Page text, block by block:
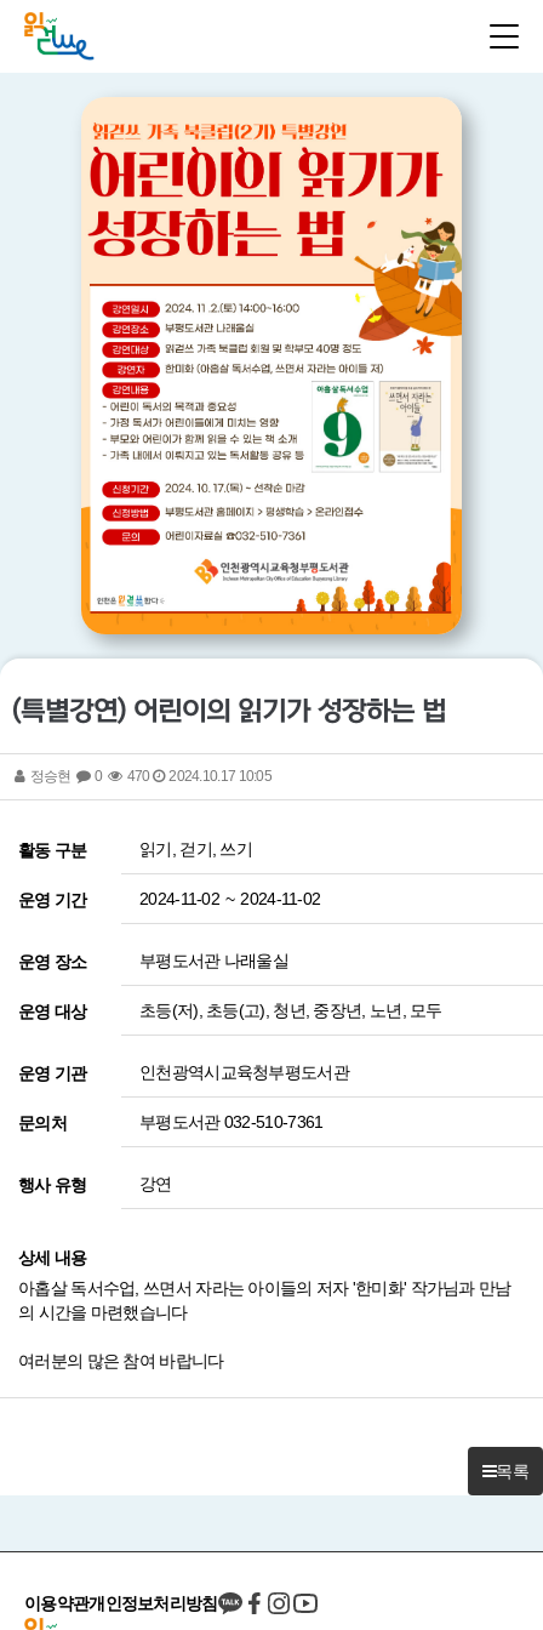
(특별강연) 어린이의 읽기가 성장하는 법
정승현 0 470 2024.10.17 10:05
활동 구분 읽기, 걷기, 쓰기
운영 기간 2024-11-02 ~ 2024-11-02
운영 장소 부평도서관 나래울실
운영 대상 초등(저), 초등(고), 청년, 중장년, 노년, 모두
운영 기관 인천광역시교육청부평도서관
문의처 부평도서관 032-510-7361
행사 유형 강연
상세 내용
아홉살 독서수업, 쓰면서 자라는 아이들의 저자 '한미화' 작가님과 만남
의 시간을 마련했습니다
여러분의 많은 참여 바랍니다
목록
이용약관개인정보처리방침